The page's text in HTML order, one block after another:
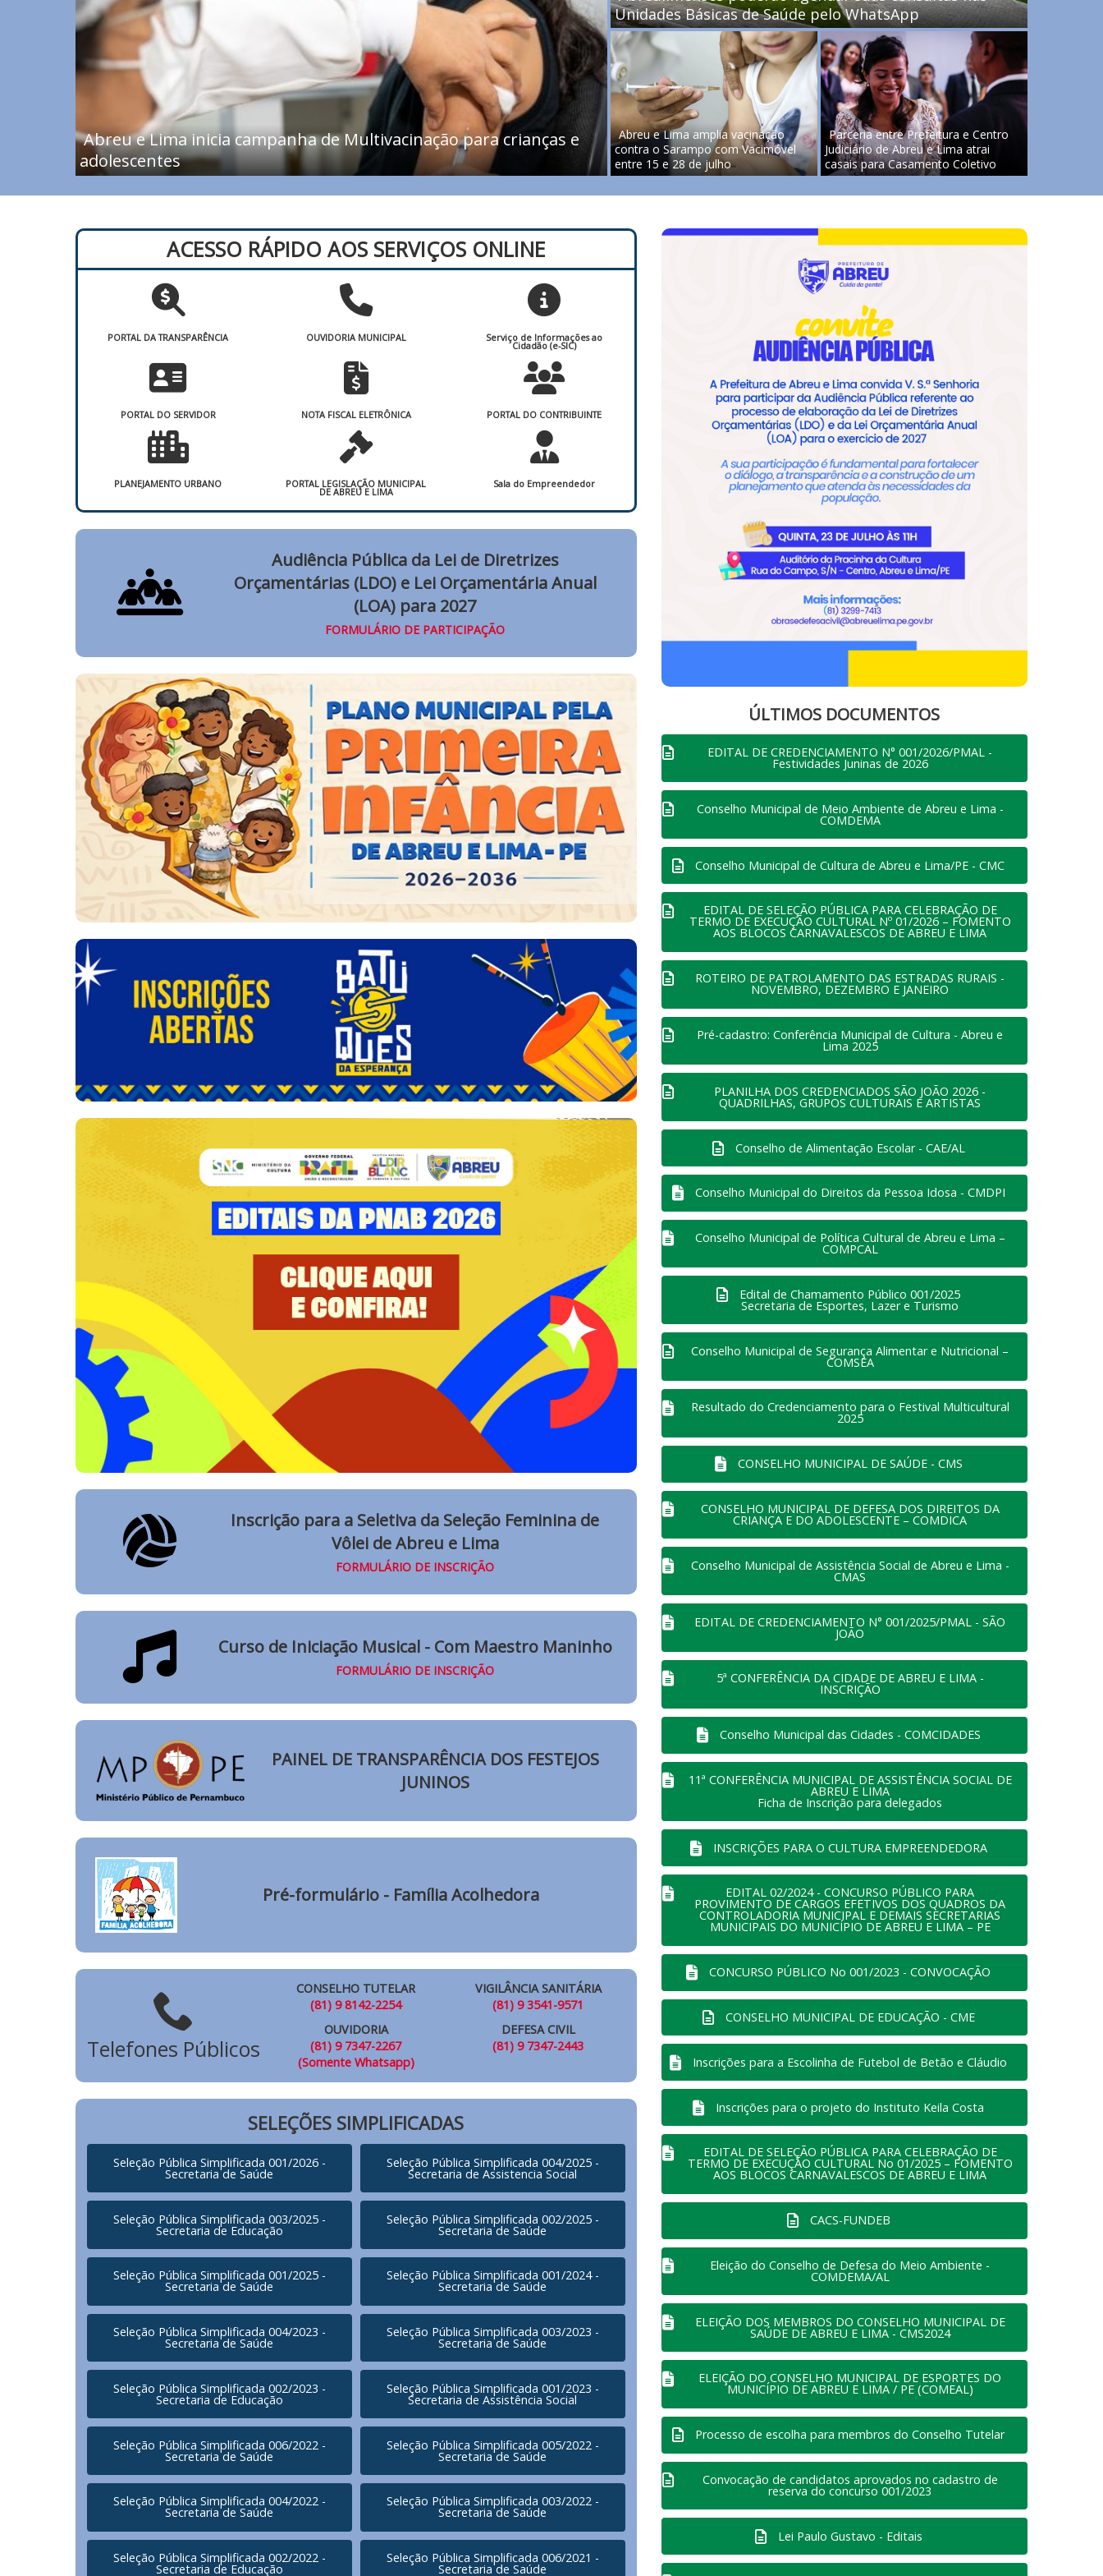
Abreu e Lima inicia campanha de Multivacinação para crianças e
adolescentes
Unidades Básicas de Saúde pelo WhatsApp
Abreu e Lima amplia vacinação
contra o Sarampo com Vacimóvel
entre 15 e 28 de julho
Parceria entre Prefeitura e Centro
Judiciário de Abreu e Lima atrai
casais para Casamento Coletivo
ACESSO RÁPIDO AOS SERVIÇOS ONLINE
PORTAL DA TRANSPARÊNCIA OUVIDORIA MUNICIPAL Serviço de Informações ao
Cidadão (e-SIC)
PORTAL DO SERVIDOR NOTA FISCAL ELETRÔNICA PORTAL DO CONTRIBUINTE
PLANEJAMENTO URBANO PORTAL LEGISLAÇÃO MUNICIPAL
DE ABREU E LIMA
Sala do Empreendedor
Audiência Pública da Lei de Diretrizes
Orçamentárias (LDO) e Lei Orçamentária Anual
(LOA) para 2027
FORMULÁRIO DE PARTICIPAÇÃO
Inscrição para a Seletiva da Seleção Feminina de
Vôlei de Abreu e Lima
FORMULÁRIO DE INSCRIÇÃO
Curso de Iniciação Musical - Com Maestro Maninho
FORMULÁRIO DE INSCRIÇÃO
PAINEL DE TRANSPARÊNCIA DOS FESTEJOS
JUNINOS
Pré-formulário - Família Acolhedora
Telefones Públicos
CONSELHO TUTELAR
(81) 9 8142-2254
OUVIDORIA
(81) 9 7347-2267
(Somente Whatsapp)
VIGILÂNCIA SANITÁRIA
(81) 9 3541-9571
DEFESA CIVIL
(81) 9 7347-2443
SELEÇÕES SIMPLIFICADAS
Seleção Pública Simplificada 001/2026 -
Secretaria de Saúde
Seleção Pública Simplificada 003/2025 -
Secretaria de Educação
Seleção Pública Simplificada 001/2025 -
Secretaria de Saúde
Seleção Pública Simplificada 004/2023 -
Secretaria de Saúde
Seleção Pública Simplificada 002/2023 -
Secretaria de Educação
Seleção Pública Simplificada 006/2022 -
Secretaria de Saúde
Seleção Pública Simplificada 004/2022 -
Secretaria de Saúde
Seleção Pública Simplificada 002/2022 -
Secretaria de Educação
Seleção Pública Simplificada 004/2025 -
Secretaria de Assistencia Social
Seleção Pública Simplificada 002/2025 -
Secretaria de Saúde
Seleção Pública Simplificada 001/2024 -
Secretaria de Saúde
Seleção Pública Simplificada 003/2023 -
Secretaria de Saúde
Seleção Pública Simplificada 001/2023 -
Secretaria de Assistência Social
Seleção Pública Simplificada 005/2022 -
Secretaria de Saúde
Seleção Pública Simplificada 003/2022 -
Secretaria de Saúde
Seleção Pública Simplificada 006/2021 -
Secretaria de Saúde
ÚLTIMOS DOCUMENTOS
EDITAL DE CREDENCIAMENTO N° 001/2026/PMAL -
Festividades Juninas de 2026
Conselho Municipal de Meio Ambiente de Abreu e Lima -
COMDEMA
Conselho Municipal de Cultura de Abreu e Lima/PE - CMC
EDITAL DE SELEÇÃO PÚBLICA PARA CELEBRAÇÃO DE
TERMO DE EXECUÇÃO CULTURAL Nº 01/2026 – FOMENTO
AOS BLOCOS CARNAVALESCOS DE ABREU E LIMA
ROTEIRO DE PATROLAMENTO DAS ESTRADAS RURAIS -
NOVEMBRO, DEZEMBRO E JANEIRO
Pré-cadastro: Conferência Municipal de Cultura - Abreu e
Lima 2025
PLANILHA DOS CREDENCIADOS SÃO JOÃO 2026 -
QUADRILHAS, GRUPOS CULTURAIS E ARTISTAS
Conselho de Alimentação Escolar - CAE/AL
Conselho Municipal do Direitos da Pessoa Idosa - CMDPI
Conselho Municipal de Política Cultural de Abreu e Lima –
COMPCAL
Edital de Chamamento Público 001/2025
Secretaria de Esportes, Lazer e Turismo
Conselho Municipal de Segurança Alimentar e Nutricional –
COMSEA
Resultado do Credenciamento para o Festival Multicultural
2025
CONSELHO MUNICIPAL DE SAÚDE - CMS
CONSELHO MUNICIPAL DE DEFESA DOS DIREITOS DA
CRIANÇA E DO ADOLESCENTE – COMDICA
Conselho Municipal de Assistência Social de Abreu e Lima -
CMAS
EDITAL DE CREDENCIAMENTO N° 001/2025/PMAL - SÃO
JOÃO
5ª CONFERÊNCIA DA CIDADE DE ABREU E LIMA -
INSCRIÇÃO
Conselho Municipal das Cidades - COMCIDADES
11ª CONFERÊNCIA MUNICIPAL DE ASSISTÊNCIA SOCIAL DE
ABREU E LIMA
Ficha de Inscrição para delegados
INSCRIÇÕES PARA O CULTURA EMPREENDEDORA
EDITAL 02/2024 - CONCURSO PÚBLICO PARA
PROVIMENTO DE CARGOS EFETIVOS DOS QUADROS DA
CONTROLADORIA MUNICIPAL E DEMAIS SECRETARIAS
MUNICIPAIS DO MUNICÍPIO DE ABREU E LIMA – PE
CONCURSO PÚBLICO No 001/2023 - CONVOCAÇÃO
CONSELHO MUNICIPAL DE EDUCAÇÃO - CME
Inscrições para a Escolinha de Futebol de Betão e Cláudio
Inscrições para o projeto do Instituto Keila Costa
EDITAL DE SELEÇÃO PÚBLICA PARA CELEBRAÇÃO DE
TERMO DE EXECUÇÃO CULTURAL No 01/2025 – FOMENTO
AOS BLOCOS CARNAVALESCOS DE ABREU E LIMA
CACS-FUNDEB
Eleição do Conselho de Defesa do Meio Ambiente -
COMDEMA/AL
ELEIÇÃO DOS MEMBROS DO CONSELHO MUNICIPAL DE
SAÚDE DE ABREU E LIMA - CMS2024
ELEIÇÃO DO CONSELHO MUNICIPAL DE ESPORTES DO
MUNICÍPIO DE ABREU E LIMA / PE (COMEAL)
Processo de escolha para membros do Conselho Tutelar
Convocação de candidatos aprovados no cadastro de
reserva do concurso 001/2023
Lei Paulo Gustavo - Editais